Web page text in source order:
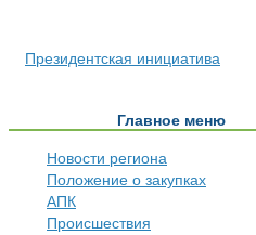
Президентская инициатива
Главное меню
Новости региона
Положение о закупках
АПК
Происшествия